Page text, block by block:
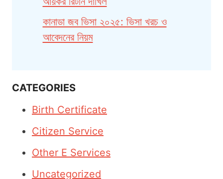
কানাডা জব ভিসা ২০২৫: ভিসা খরচ ও
আবেদনের নিয়ম
CATEGORIES
Birth Certificate
Citizen Service
Other E Services
Uncategorized